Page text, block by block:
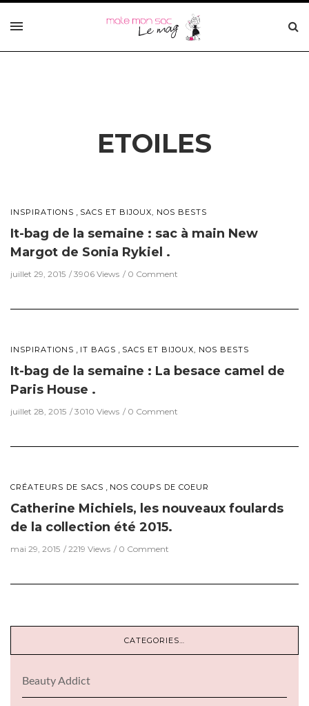
ETOILES
INSPIRATIONS SACS ET BIJOUX, NOS BESTS
It-bag de la semaine : sac à main New
Margot de Sonia Rykiel .
juillet 29, 2015 3906 Views 0 Comment
INSPIRATIONS IT BAGS SACS ET BIJOUX, NOS BESTS
It-bag de la semaine : La besace camel de
Paris House .
juillet 28, 2015 3010 Views 0 Comment
CRÉATEURS DE SACS NOS COUPS DE COEUR
Catherine Michiels, les nouveaux foulards
de la collection été 2015.
mai 29, 2015 2219 Views 0 Comment
CATEGORIES…
Beauty Addict